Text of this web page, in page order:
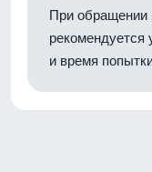
При обращении
рекомендуется
и время